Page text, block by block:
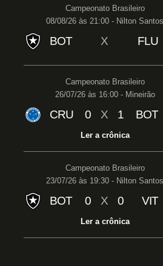
Campeonato Brasileiro
08/08/26 às 21:00 - Nilton Santos
BOT X FLU
Campeonato Brasileiro
26/07/26 às 16:00 - Mineirão
CRU 0 X 1 BOT
Ler a crônica
Campeonato Brasileiro
23/07/26 às 19:30 - Nilton Santos
BOT 0 X 0 VIT
Ler a crônica